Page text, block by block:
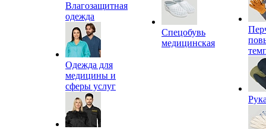
Влагозащитная
одежда
Одежда для
медицины и
сферы услуг
Спецобувь
медицинская